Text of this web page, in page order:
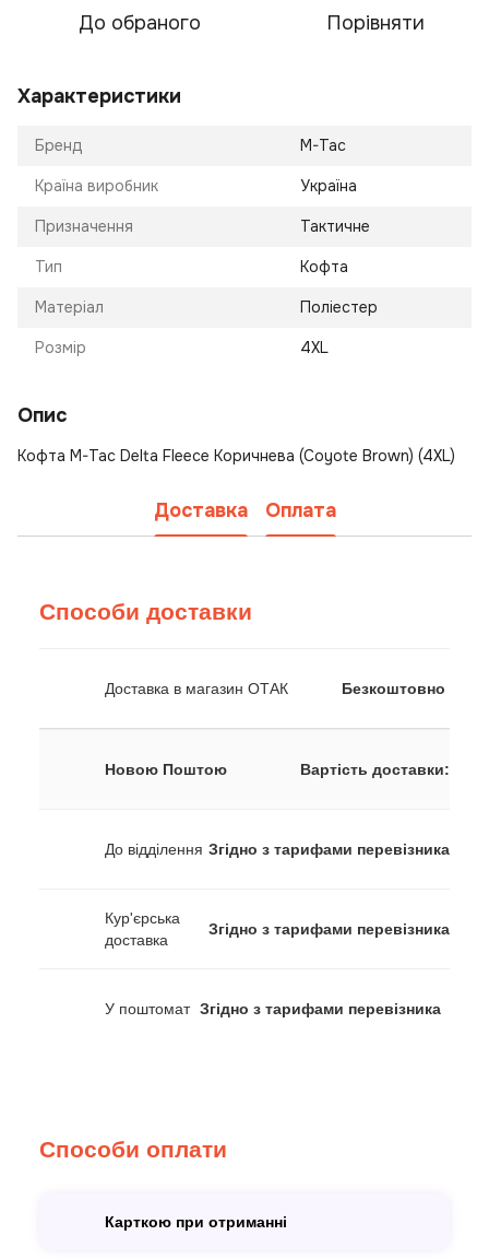
До обраного Порівняти
Характеристики
Бренд M-Tac
Країна виробник Україна
Призначення Тактичне
Тип Кофта
Матеріал Поліестер
Розмір 4XL
Опис
Кофта M-Tac Delta Fleece Коричнева (Coyote Brown) (4XL)
Доставка Оплата
Способи доставки
Доставка в магазин ОТАК Безкоштовно
Новою Поштою Вартість доставки:
До відділення Згідно з тарифами перевізника
Кур'єрська
доставка
Згідно з тарифами перевізника
У поштомат Згідно з тарифами перевізника
Способи оплати
Карткою при отриманні